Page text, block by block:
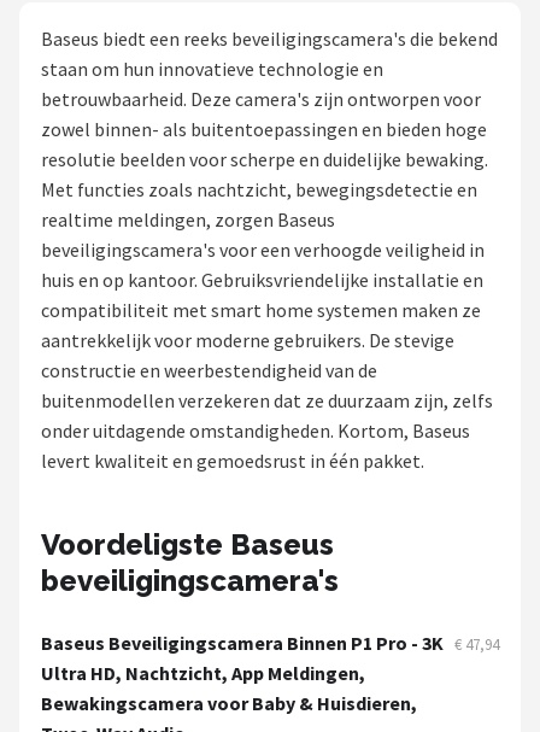
NAS
Shop
Eufy
Home-Locking
Reolink
EZVIZ
Hikvision
Foscam
Teceye
Smartwares
Baseus biedt een reeks beveiligingscamera's die bekend
staan om hun innovatieve technologie en
betrouwbaarheid. Deze camera's zijn ontworpen voor
zowel binnen- als buitentoepassingen en bieden hoge
resolutie beelden voor scherpe en duidelijke bewaking.
Met functies zoals nachtzicht, bewegingsdetectie en
realtime meldingen, zorgen Baseus
beveiligingscamera's voor een verhoogde veiligheid in
huis en op kantoor. Gebruiksvriendelijke installatie en
compatibiliteit met smart home systemen maken ze
aantrekkelijk voor moderne gebruikers. De stevige
constructie en weerbestendigheid van de
buitenmodellen verzekeren dat ze duurzaam zijn, zelfs
onder uitdagende omstandigheden. Kortom, Baseus
levert kwaliteit en gemoedsrust in één pakket.
Voordeligste Baseus
beveiligingscamera's
Baseus Beveiligingscamera Binnen P1 Pro - 3K
Ultra HD, Nachtzicht, App Meldingen,
Bewakingscamera voor Baby & Huisdieren,
€ 47,94